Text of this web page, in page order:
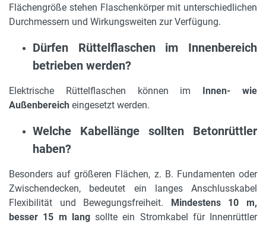
Flächengröße stehen Flaschenkörper mit unterschiedlichen
Durchmessern und Wirkungsweiten zur Verfügung.
Dürfen Rüttelflaschen im Innenbereich
betrieben werden?
Elektrische Rüttelflaschen können im Innen- wie
Außenbereich eingesetzt werden.
Welche Kabellänge sollten Betonrüttler
haben?
Besonders auf größeren Flächen, z. B. Fundamenten oder
Zwischendecken, bedeutet ein langes Anschlusskabel
Flexibilität und Bewegungsfreiheit. Mindestens 10 m,
besser 15 m langsollte ein Stromkabel für Innenrüttler